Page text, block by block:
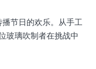
节日的欢乐。从手工
玻璃吹制者在挑战中